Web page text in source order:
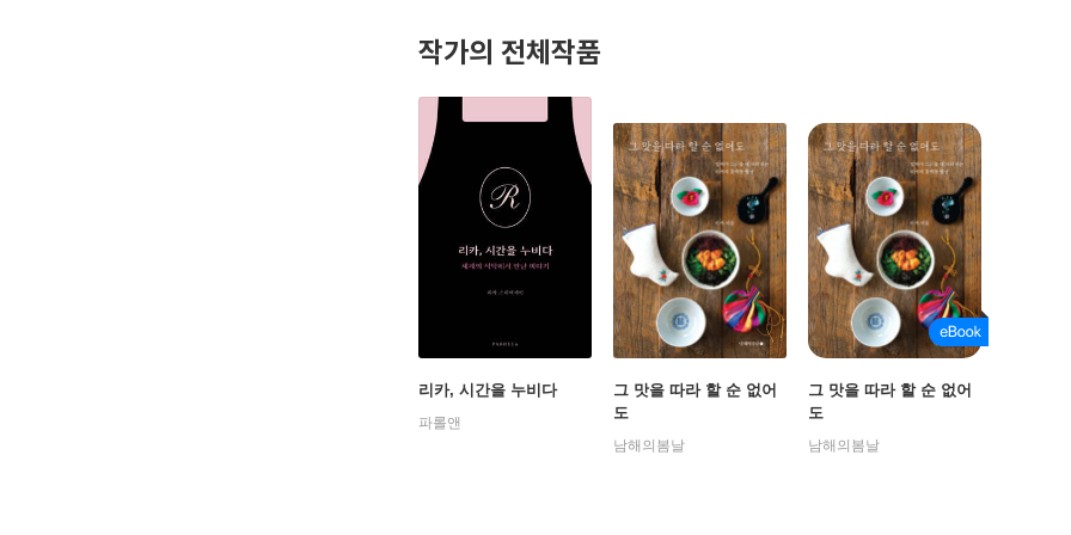
작가의 전체작품
리카, 시간을 누비다
파롤앤
그 맛을 따라 할 순 없어
도
남해의봄날
그 맛을 따라 할 순 없어
도
남해의봄날